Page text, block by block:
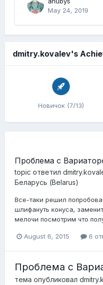
May 24, 2019
dmitry.kovalev's
Новичок (7/13)
Проблема с
topic ответил
Беларусь (Belarus)
Все-таки решил
шлифануть конуса,
мелочи посмотрим что
August 6, 2015 6
Проблема с
тема опубликовал